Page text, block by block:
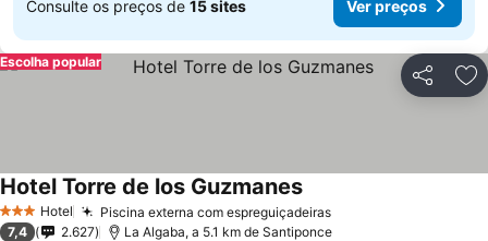
Consulte os preços de 15 sites Ver preços
Partilhar
Escolha popular
3 EstrelasHotel Piscina externa com espreguiçadeiras
Hotel Torre de los Guzmanes
7,4 2.627 La Algaba, a 5.1 km de Santiponce